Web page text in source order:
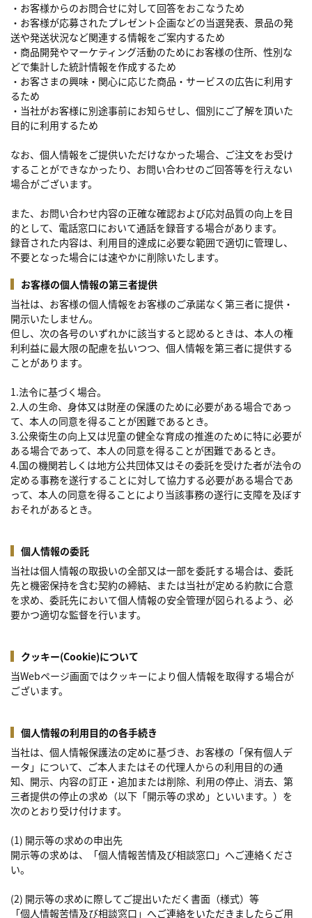
・お客様からのお問合せに対して回答をおこなうため
・お客様が応募されたプレゼント企画などの当選発表、景品の発
送や発送状況など関連する情報をご案内するため
・商品開発やマーケティング活動のためにお客様の住所、性別な
どで集計した統計情報を作成するため
・お客さまの興味・関心に応じた商品・サービスの広告に利用す
るため
・当社がお客様に別途事前にお知らせし、個別にご了解を頂いた
目的に利用するため
なお、個人情報をご提供いただけなかった場合、ご注文をお受け
することができなかったり、お問い合わせのご回答等を行えない
場合がございます。
また、お問い合わせ内容の正確な確認および応対品質の向上を目
的として、電話窓口において通話を録音する場合があります。
録音された内容は、利用目的達成に必要な範囲で適切に管理し、
不要となった場合には速やかに削除いたします。
お客様の個人情報の第三者提供
当社は、お客様の個人情報をお客様のご承諾なく第三者に提供・
開示いたしません。
但し、次の各号のいずれかに該当すると認めるときは、本人の権
利利益に最大限の配慮を払いつつ、個人情報を第三者に提供する
ことがあります。
1.法令に基づく場合。
2.人の生命、身体又は財産の保護のために必要がある場合であっ
て、本人の同意を得ることが困難であるとき。
3.公衆衛生の向上又は児童の健全な育成の推進のために特に必要が
ある場合であって、本人の同意を得ることが困難であるとき。
4.国の機関若しくは地方公共団体又はその委託を受けた者が法令の
定める事務を遂行することに対して協力する必要がある場合であ
って、本人の同意を得ることにより当該事務の遂行に支障を及ぼす
おそれがあるとき。
個人情報の委託
当社は個人情報の取扱いの全部又は一部を委託する場合は、委託
先と機密保持を含む契約の締結、または当社が定める約款に合意
を求め、委託先において個人情報の安全管理が図られるよう、必
要かつ適切な監督を行います。
クッキー(Cookie)について
当Webページ画面ではクッキーにより個人情報を取得する場合が
ございます。
個人情報の利用目的の各手続き
当社は、個人情報保護法の定めに基づき、お客様の「保有個人デ
ータ」について、ご本人またはその代理人からの利用目的の通
知、開示、内容の訂正・追加または削除、利用の停止、消去、第
三者提供の停止の求め（以下「開示等の求め」といいます。）を
次のとおり受け付けます。
(1) 開示等の求めの申出先
開示等の求めは、「個人情報苦情及び相談窓口」へご連絡くださ
い。
(2) 開示等の求めに際してご提出いただく書面（様式）等
「個人情報苦情及び相談窓口」へご連絡をいただきましたらご用